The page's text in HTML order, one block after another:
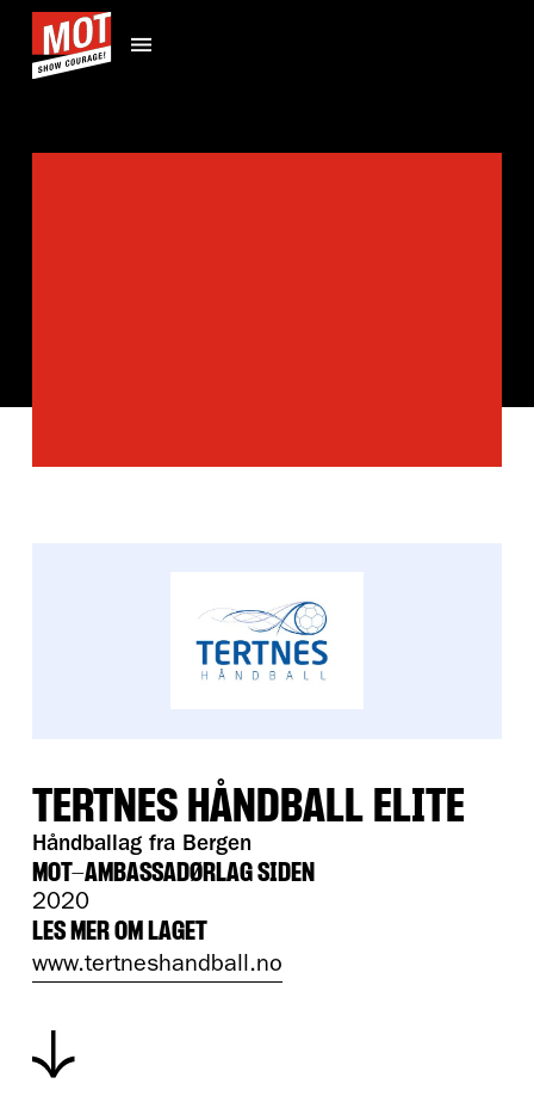
TERTNES HÅNDBALL ELITE
Håndballag fra Bergen
MOT-AMBASSADØRLAG SIDEN
2020
LES MER OM LAGET
www.tertneshandball.no